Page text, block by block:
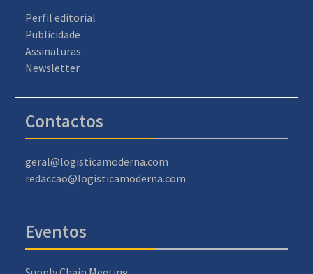
Perfil editorial
Publicidade
Assinaturas
Newsletter
Contactos
geral@logisticamoderna.com
redaccao@logisticamoderna.com
Eventos